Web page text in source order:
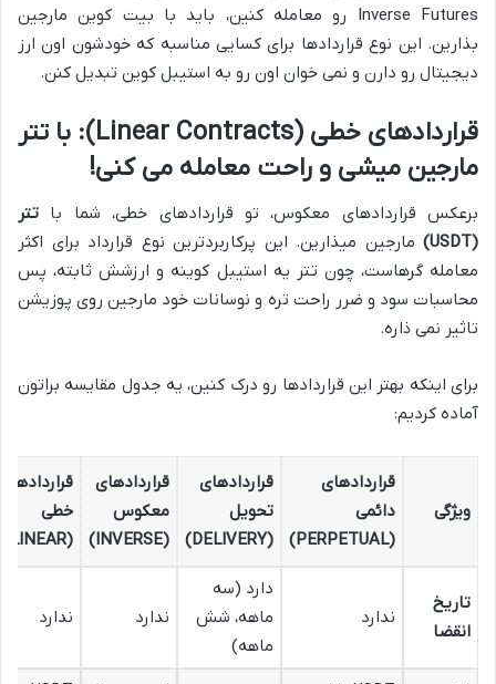
Inverse Futures رو معامله کنین، باید با بیت کوین مارجین
بذارین. این نوع قراردادها برای کسایی مناسبه که خودشون اون ارز
دیجیتال رو دارن و نمی خوان اون رو به استیبل کوین تبدیل کنن.
قراردادهای خطی (Linear Contracts): با تتر
مارجین میشی و راحت معامله می کنی!
برعکس قراردادهای معکوس، تو قراردادهای خطی، شما با تتر
(USDT)
مارجین میذارین. این پرکاربردترین نوع قرارداد برای اکثر
معامله گرهاست، چون تتر یه استیبل کوینه و ارزشش ثابته، پس
محاسبات سود و ضرر راحت تره و نوسانات خود مارجین روی پوزیشن
تاثیر نمی ذاره.
برای اینکه بهتر این قراردادها رو درک کنین، یه جدول مقایسه براتون
آماده کردیم:
ویژگی
قراردادهای
دائمی
(PERPETUAL)
قراردادهای
تحویل
(DELIVERY)
قراردادهای
معکوس
(INVERSE)
قراردادهای
خطی
(LINEAR)
تاریخ
انقضا
ندارد
دارد (سه
ماهه، شش
ماهه)
ندارد ندارد